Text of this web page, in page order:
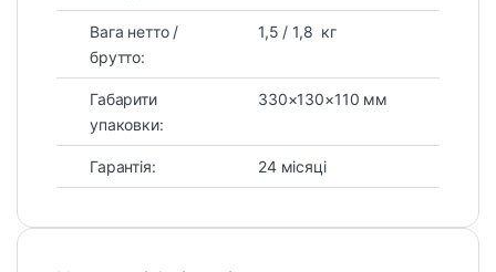
Вага нетто /
брутто:
1,5 / 1,8 кг
Габарити
упаковки:
330×130×110 мм
Гарантія: 24 місяці